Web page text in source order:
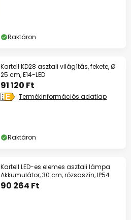
Raktáron
Kartell KD28 asztali világítás, fekete, Ø
25 cm, E14-LED
91 120 Ft
Termékinformációs adatlap
Raktáron
Kartell LED-es elemes asztali lámpa
Akkumulátor, 30 cm, rózsaszín, IP54
90 264 Ft